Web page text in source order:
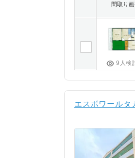
間取り
9人検
エスポワールタ